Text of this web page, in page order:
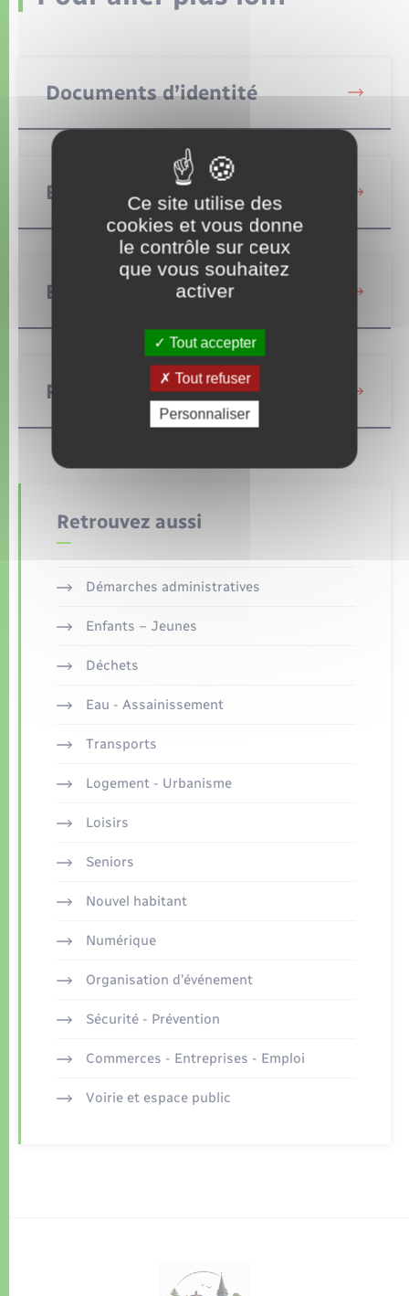
Documents d’identité
Elections et citoyenneté
Etat civil
Recensement
Retrouvez aussi
Démarches administratives
Enfants – Jeunes
Déchets
Eau - Assainissement
Transports
Logement - Urbanisme
Loisirs
Seniors
Nouvel habitant
Numérique
Organisation d’événement
Sécurité - Prévention
Commerces - Entreprises - Emploi
Voirie et espace public
Ce site utilise des
cookies et vous donne
le contrôle sur ceux
que vous souhaitez
activer
Tout accepter
Tout refuser
Personnaliser